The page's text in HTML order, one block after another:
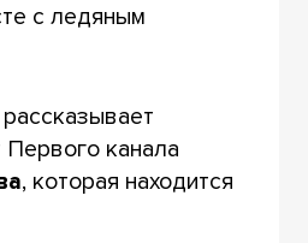
с ледяным
канала
, которая находится